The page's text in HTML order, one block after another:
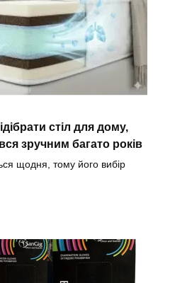
стіл для дому,
зручним багато років
щодня, тому його вибір